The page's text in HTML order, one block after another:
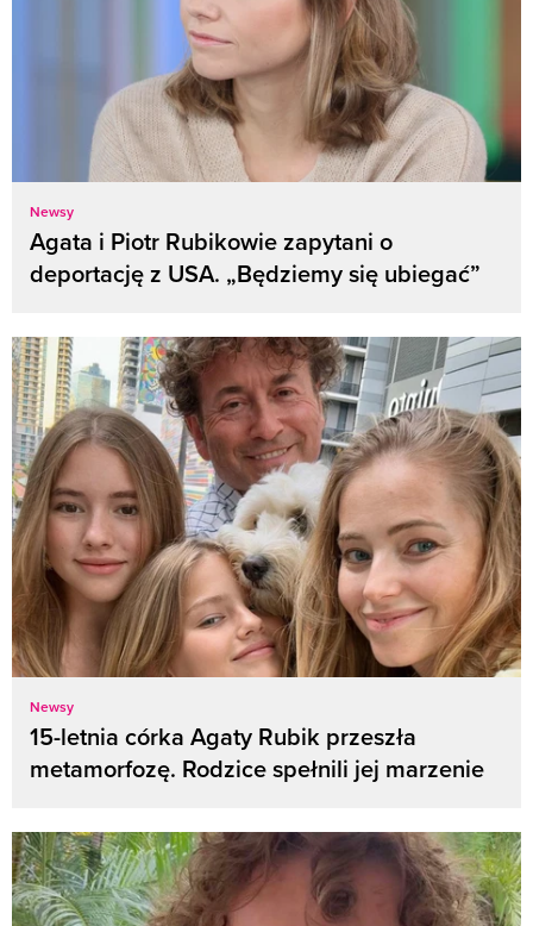
Newsy
Agata i Piotr Rubikowie zapytani o
deportację z USA. „Będziemy się ubiegać”
Newsy
15-letnia córka Agaty Rubik przeszła
metamorfozę. Rodzice spełnili jej marzenie